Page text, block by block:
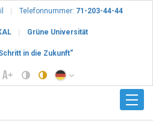
Telefonnummer: 71-203-44-44
Grüne Universität
in die Zukunft“